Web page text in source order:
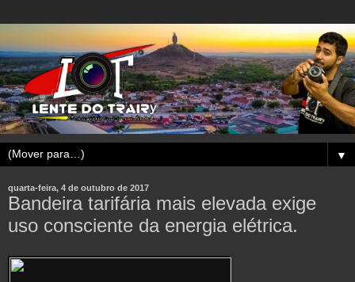
▼
quarta-feira, 4 de outubro de 2017
Bandeira tarifária mais elevada exige
uso consciente da energia elétrica.